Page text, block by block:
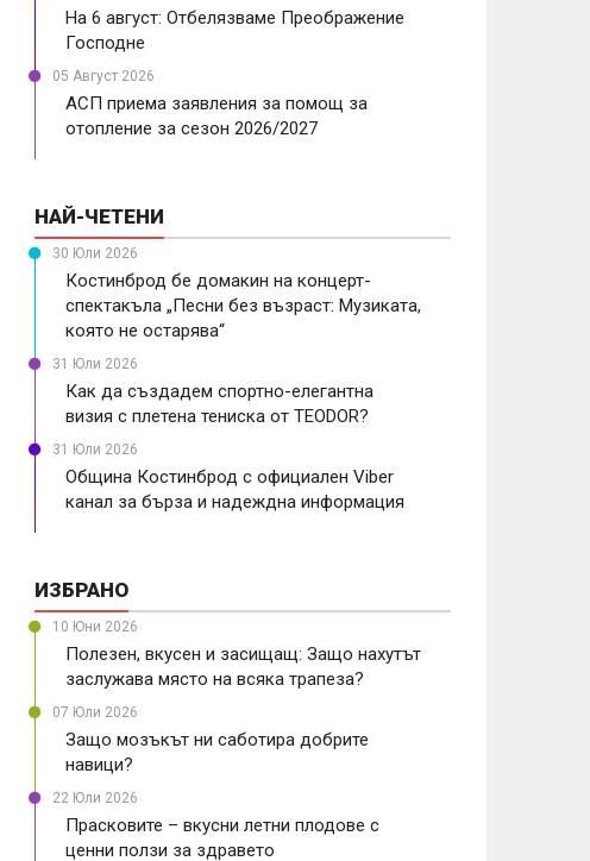
На 6 август: Отбелязваме Преображение
Господне
05 Август 2026
АСП приема заявления за помощ за
отопление за сезон 2026/2027
НАЙ-ЧЕТЕНИ
30 Юли 2026
Костинброд бе домакин на концерт-
спектакъла „Песни без възраст: Музиката,
която не остарява“
31 Юли 2026
Как да създадем спортно-елегантна
визия с плетена тениска от TEODOR?
31 Юли 2026
Община Костинброд с официален Viber
канал за бърза и надеждна информация
ИЗБРАНО
10 Юни 2026
Полезен, вкусен и засищащ: Защо нахутът
заслужава място на всяка трапеза?
07 Юли 2026
Защо мозъкът ни саботира добрите
навици?
22 Юли 2026
Прасковите – вкусни летни плодове с
ценни ползи за здравето